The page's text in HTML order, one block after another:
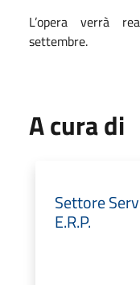
L’opera verrà
settembre.
A cura di
Settore
E.R.P.